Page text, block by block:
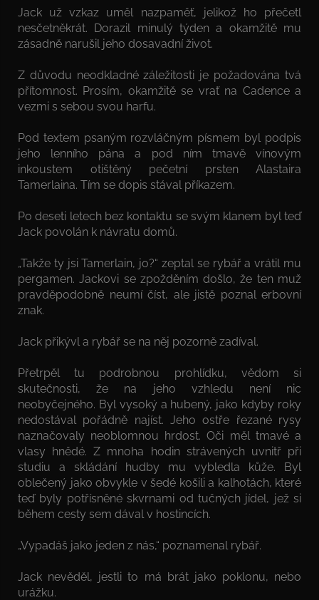
Jack už vzkaz uměl nazpaměť, jelikož ho přečetl
nesčetněkrát. Dorazil minulý týden a okamžitě mu
zásadně narušil jeho dosavadní život.
Z důvodu neodkladné záležitosti je požadována tvá
přítomnost. Prosím, okamžitě se vrať na Cadence a
vezmi s sebou svou harfu.
Pod textem psaným rozvláčným písmem byl podpis
jeho lenního pána a pod ním tmavě vínovým
inkoustem otištěný pečetní prsten Alastaira
Tamerlaina. Tím se dopis stával příkazem.
Po deseti letech bez kontaktu se svým klanem byl teď
Jack povolán k návratu domů.
„Takže ty jsi Tamerlain, jo?“ zeptal se rybář a vrátil mu
pergamen. Jackovi se zpožděním došlo, že ten muž
pravděpodobně neumí číst, ale jistě poznal erbovní
znak.
Jack přikývl a rybář se na něj pozorně zadíval.
Přetrpěl tu podrobnou prohlídku, vědom si
skutečnosti, že na jeho vzhledu není nic
neobyčejného. Byl vysoký a hubený, jako kdyby roky
nedostával pořádně najíst. Jeho ostře řezané rysy
naznačovaly neoblomnou hrdost. Oči měl tmavé a
vlasy hnědé. Z mnoha hodin strávených uvnitř při
studiu a skládání hudby mu vybledla kůže. Byl
oblečený jako obvykle v šedé košili a kalhotách, které
teď byly potřísněné skvrnami od tučných jídel, jež si
během cesty sem dával v hostincích.
„Vypadáš jako jeden z nás,“ poznamenal rybář.
Jack nevěděl, jestli to má brát jako poklonu, nebo
urážku.